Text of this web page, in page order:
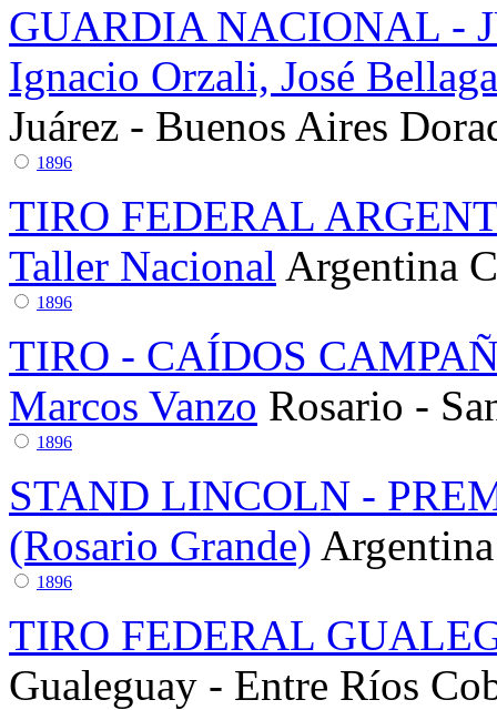
GUARDIA NACIONAL -
Ignacio Orzali, José
Juárez - Buenos Aires
1896
TIRO FEDERAL
Taller Nacional Argentina
1896
TIRO - CAÍDOS
Marcos Vanzo Rosario -
1896
STAND LINCOLN -
(Rosario Grande) Argentina
1896
TIRO FEDERAL
Gualeguay - Entre Ríos